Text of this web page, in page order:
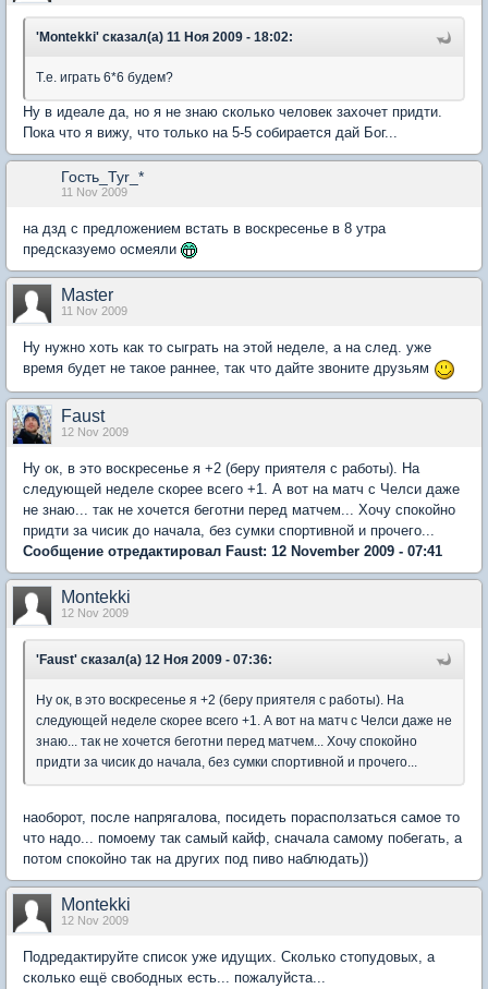
'Montekki' сказал(а) 11 Ноя 2009 - 18:02:
Т.е. играть 6*6 будем?
Ну в идеале да, но я не знаю сколько человек захочет придти.
Пока что я вижу, что только на 5-5 собирается дай Бог...
Гость_Tyr_*
11 Nov 2009
на дзд с предложением встать в воскресенье в 8 утра
предсказуемо осмеяли
Master
11 Nov 2009
Ну нужно хоть как то сыграть на этой неделе, а на след. уже
время будет не такое раннее, так что дайте звоните друзьям
Faust
12 Nov 2009
Ну ок, в это воскресенье я +2 (беру приятеля с работы). На
следующей неделе скорее всего +1. А вот на матч с Челси даже
не знаю... так не хочется беготни перед матчем... Хочу спокойно
придти за чисик до начала, без сумки спортивной и прочего...
Сообщение отредактировал Faust: 12 November 2009 - 07:41
Montekki
12 Nov 2009
'Faust' сказал(а) 12 Ноя 2009 - 07:36:
Ну ок, в это воскресенье я +2 (беру приятеля с работы). На
следующей неделе скорее всего +1. А вот на матч с Челси даже не
знаю... так не хочется беготни перед матчем... Хочу спокойно
придти за чисик до начала, без сумки спортивной и прочего...
наоборот, после напрягалова, посидеть порасползаться самое то
что надо... помоему так самый кайф, сначала самому побегать, а
потом спокойно так на других под пиво наблюдать))
Montekki
12 Nov 2009
Подредактируйте список уже идущих. Сколько стопудовых, а
сколько ещё свободных есть... пожалуйста...